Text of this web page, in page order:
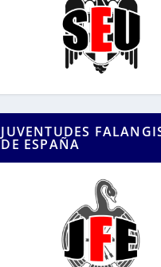
JUVENTUDES
DE ESPAÑA